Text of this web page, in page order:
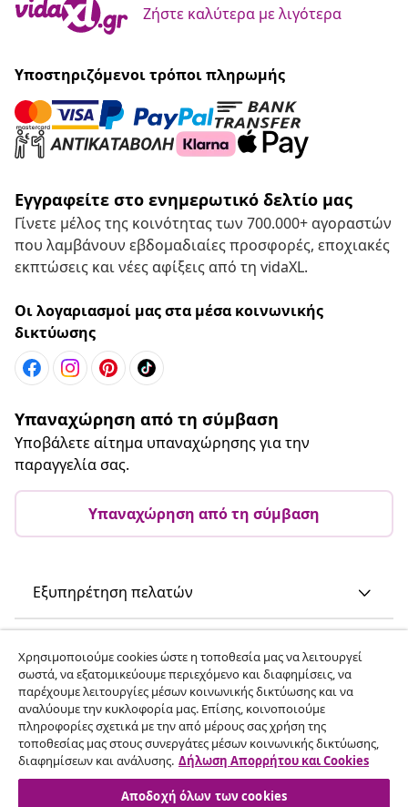
Ζήστε καλύτερα με λιγότερα
Υποστηριζόμενοι τρόποι πληρωμής
Εγγραφείτε στο ενημερωτικό δελτίο μας
Γίνετε μέλος της κοινότητας των 700.000+ αγοραστών
που λαμβάνουν εβδομαδιαίες προσφορές, εποχιακές
εκπτώσεις και νέες αφίξεις από τη vidaXL.
Οι λογαριασμοί μας στα μέσα κοινωνικής
δικτύωσης
Υπαναχώρηση από τη σύμβαση
Υποβάλετε αίτημα υπαναχώρησης για την
παραγγελία σας.
Υπαναχώρηση από τη σύμβαση
Εξυπηρέτηση πελατών
vidaXL
Ανακαλύψτε περισσότερα
Χρησιμοποιούμε cookies ώστε η τοποθεσία μας να λειτουργεί
σωστά, να εξατομικεύουμε περιεχόμενο και διαφημίσεις, να
παρέχουμε λειτουργίες μέσων κοινωνικής δικτύωσης και να
αναλύουμε την κυκλοφορία μας. Επίσης, κοινοποιούμε
πληροφορίες σχετικά με την από μέρους σας χρήση της
τοποθεσίας μας στους συνεργάτες μέσων κοινωνικής δικτύωσης,
διαφημίσεων και ανάλυσης. Δήλωση Απορρήτου και Cookies
Αποδοχή όλων των cookies